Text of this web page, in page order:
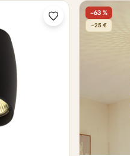
−63 %
−25 €